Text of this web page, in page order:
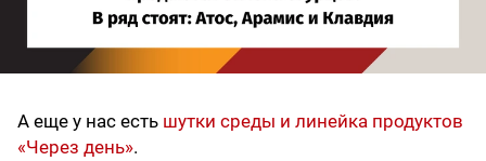
А еще у нас есть шутки среды и линейка продуктов
«Через день».